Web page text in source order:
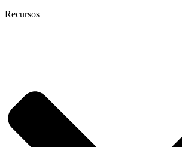
Recursos